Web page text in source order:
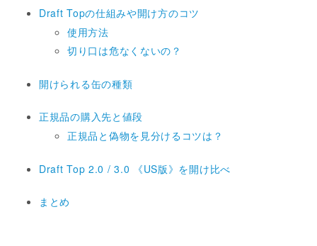
Draft Topの仕組みや開け方のコツ
使用方法
切り口は危なくないの？
開けられる缶の種類
正規品の購入先と値段
正規品と偽物を見分けるコツは？
Draft Top 2.0 / 3.0 《US版》を開け比べ
まとめ